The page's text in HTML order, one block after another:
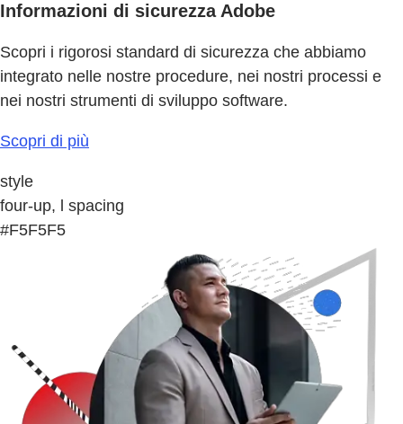
Informazioni di sicurezza Adobe
Scopri i rigorosi standard di sicurezza che abbiamo
integrato nelle nostre procedure, nei nostri processi e
nei nostri strumenti di sviluppo software.
Scopri di più
style
four-up, l spacing
#F5F5F5